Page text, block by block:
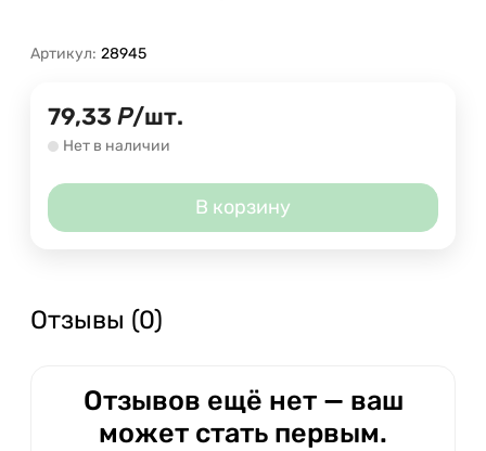
Артикул: 28945
79,33 Р/шт.
Нет в наличии
В корзину
Отзывы (0)
Отзывов ещё нет — ваш
может стать первым.